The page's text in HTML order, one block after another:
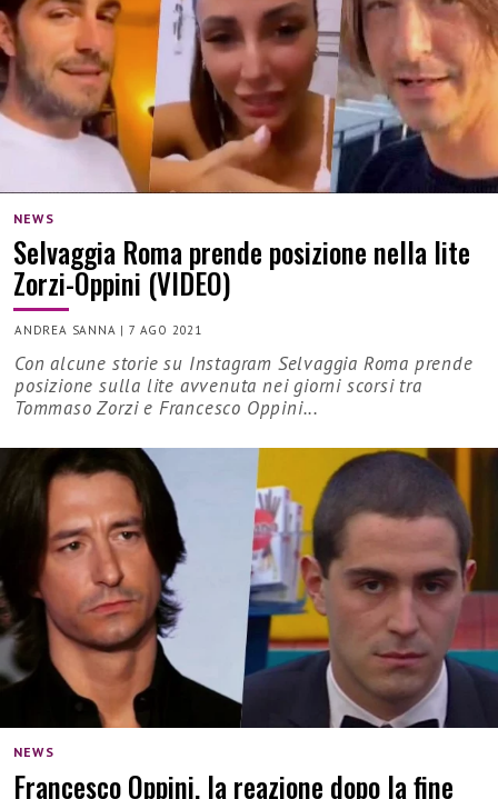
NEWS
Selvaggia Roma prende posizione nella lite
Zorzi-Oppini (VIDEO)
ANDREA SANNA |7 AGO 2021
Con alcune storie su Instagram Selvaggia Roma prende
posizione sulla lite avvenuta nei giorni scorsi tra
Tommaso Zorzi e Francesco Oppini...
NEWS
Francesco Oppini, la reazione dopo la fine